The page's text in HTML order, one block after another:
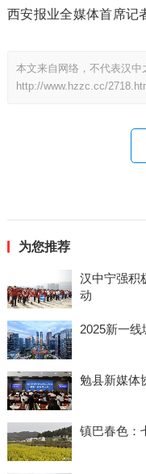
西安报业全媒体首席记
本文来自网络，不代表汉中
http://www.hzzc.cc/
为您推荐
汉中宁强积
动
2025新一
勉县新媒体
镇巴春色：